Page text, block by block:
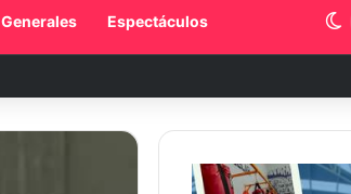
Generales Espectáculos